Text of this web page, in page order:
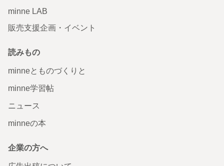
minne LAB
販売支援企画・イベント
読みもの
minneとものづくりと
minne学習帖
ニュース
minneの本
企業の方へ